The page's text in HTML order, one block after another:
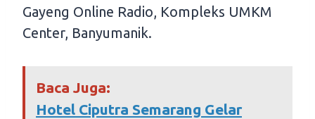
Gayeng Online Radio, Kompleks UMKM
Center, Banyumanik.
Baca Juga:
Hotel Ciputra Semarang Gelar